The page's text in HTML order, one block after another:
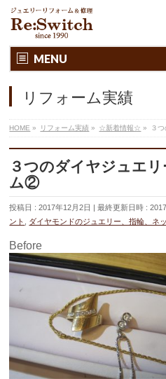
MENU
リフォーム実績
HOME » リフォーム実績 » ☆新着情報☆ » ３
３つのダイヤジュエ
ム②
投稿日 : 2017年12月2日 最終更新日時 :
ント
ダイヤモンドのジュエリー、指輪、ネ
Before